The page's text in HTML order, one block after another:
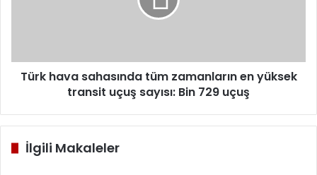
uçuş
sayısı:
uçuş
Türk hava sahasında tüm zamanların en yüksek
transit uçuş sayısı: Bin 729 uçuş
İlgili Makaleler